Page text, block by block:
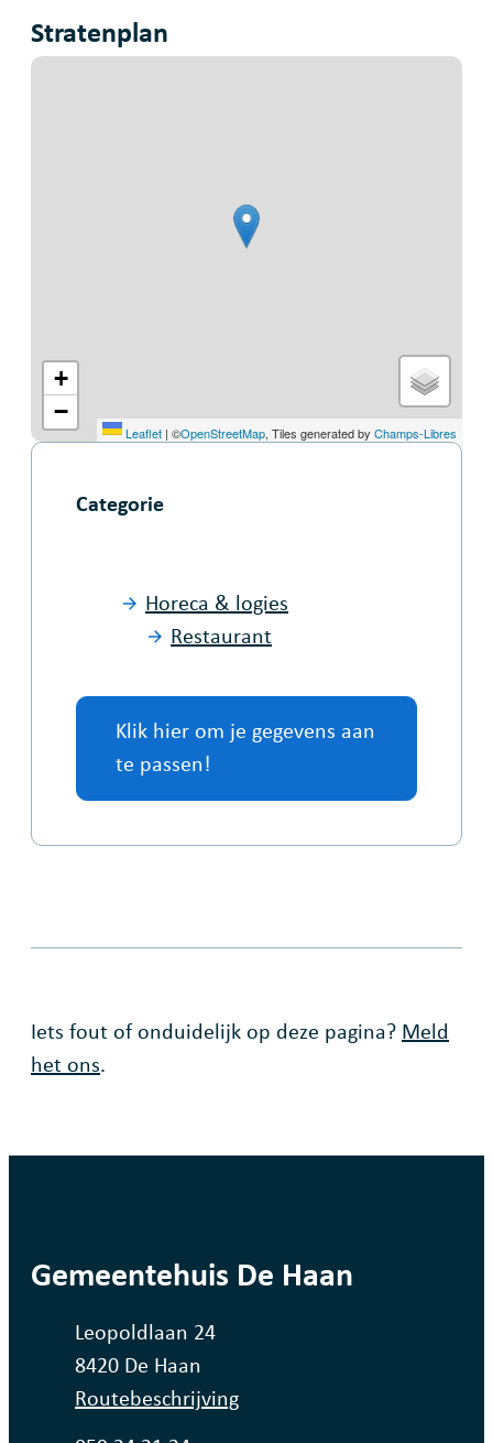
Stratenplan
+
−
Leaflet | ©OpenStreetMap, Tiles generated by Champs-Libres
Categorie
Horeca & logies
Restaurant
Klik hier om je gegevens aan
te passen!
Fout op deze pagina
Iets fout of onduidelijk op deze pagina? Meld
het ons.
contact
Gemeentehuis De Haan
AdresLeopoldlaan 24
,8420 De Haan
Routebeschrijving